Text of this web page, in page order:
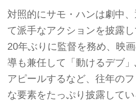
対照的にサモ・ハンは劇中
て派手なアクションを披露
20年ぶりに監督を務め、映
導も兼任して「動けるデブ
アピールするなど、往年の
な要素をたっぷり披露してい